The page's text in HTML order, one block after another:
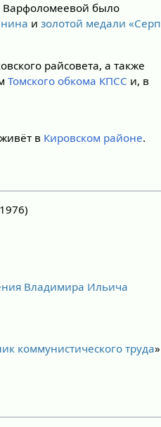
Варфоломеевой было
изолотой медали «Серп
райсовета, а также
Томского обкома КПСС и, в
в Кировском районе.
Владимира Ильича
коммунистического труда»